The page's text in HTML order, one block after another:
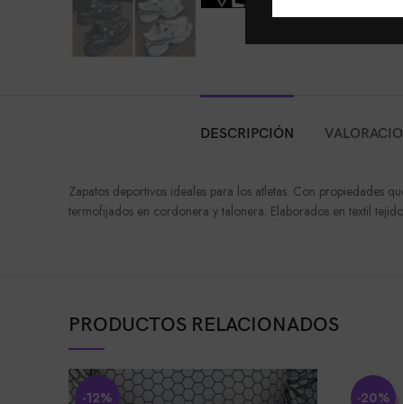
DESCRIPCIÓN
Zapatos deportivos ideales para los atletas. Con propiedades
termofijados en cordonera y talonera. Elaborados en textil
PRODUCTOS RELACIONADOS
-12% -20%